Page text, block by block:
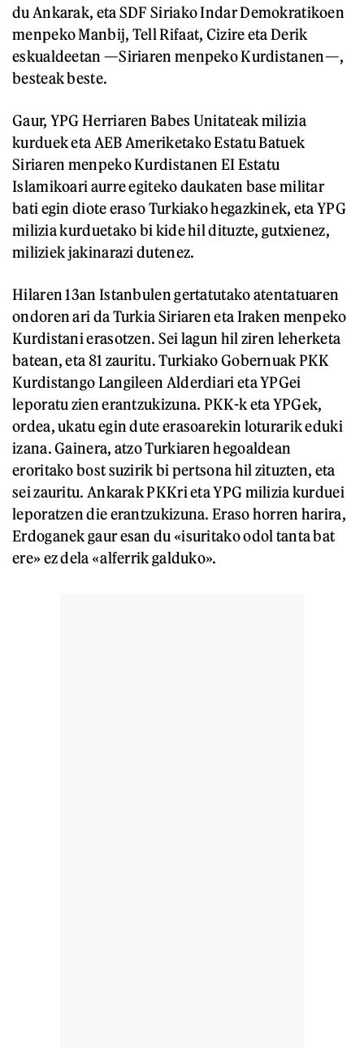
du Ankarak, eta SDF Siriako Indar Demokratikoen
menpeko Manbij, Tell Rifaat, Cizire eta Derik
eskualdeetan —Siriaren menpeko Kurdistanen—,
besteak beste.
Gaur, YPG Herriaren Babes Unitateak milizia
kurduek eta AEB Ameriketako Estatu Batuek
Siriaren menpeko Kurdistanen EI Estatu
Islamikoari aurre egiteko daukaten base militar
bati egin diote eraso Turkiako hegazkinek, eta YPG
milizia kurduetako bi kide hil dituzte, gutxienez,
miliziek jakinarazi dutenez.
Hilaren 13an Istanbulen gertatutako atentatuaren
ondoren ari da Turkia Siriaren eta Iraken menpeko
Kurdistani erasotzen. Sei lagun hil ziren leherketa
batean, eta 81 zauritu. Turkiako Gobernuak PKK
Kurdistango Langileen Alderdiari eta YPGei
leporatu zien erantzukizuna. PKK-k eta YPGek,
ordea, ukatu egin dute erasoarekin loturarik eduki
izana. Gainera, atzo Turkiaren hegoaldean
eroritako bost suzirik bi pertsona hil zituzten, eta
sei zauritu. Ankarak PKKri eta YPG milizia kurduei
leporatzen die erantzukizuna. Eraso horren harira,
Erdoganek gaur esan du «isuritako odol tanta bat
ere» ez dela «alferrik galduko».